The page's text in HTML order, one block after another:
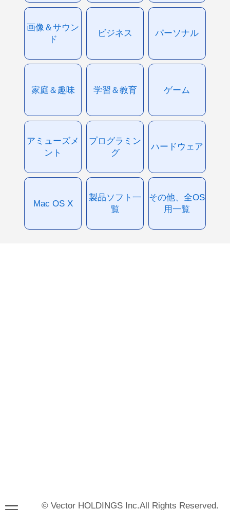
画像＆サウン
ド
ビジネス パーソナル
家庭＆趣味 学習＆教育 ゲーム
アミューズメ
ント
プログラミン
グ
ハードウェア
Mac OS X
製品ソフト一
覧
その他、全OS
用一覧
© Vector HOLDINGS Inc.All Rights Reserved.